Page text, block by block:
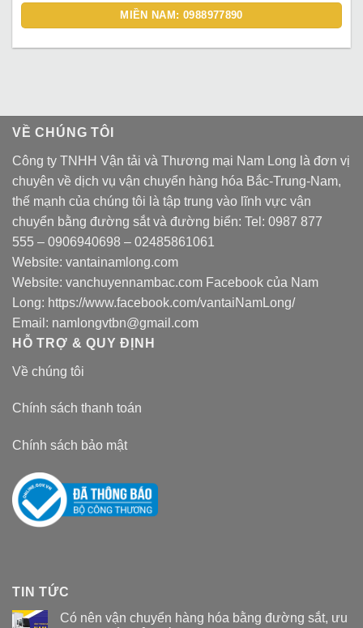
MIỀN NAM: 0988977890
VỀ CHÚNG TÔI
Công ty TNHH Vận tải và Thương mại Nam Long là đơn vị
chuyên về dịch vụ vận chuyển hàng hóa Bắc-Trung-Nam,
thế mạnh của chúng tôi là tập trung vào lĩnh vực vận
chuyển bằng đường sắt và đường biển: Tel: 0987 877
555 – 0906940698 – 02485861061
Website: vantainamlong.com
Website: vanchuyennambac.com Facebook của Nam
Long: https://www.facebook.com/vantaiNamLong/
Email: namlongvtbn@gmail.com
HỖ TRỢ & QUY ĐỊNH
Về chúng tôi
Chính sách thanh toán
Chính sách bảo mật
TIN TỨC
Có nên vận chuyển hàng hóa bằng đường sắt, ưu